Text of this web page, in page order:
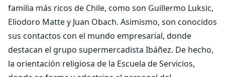
familia más ricos de Chile, como son Guillermo Luksic,
Eliodoro Matte y Juan Obach. Asimismo, son conocidos
sus contactos con el mundo empresarial, donde
destacan el grupo supermercadista Ibáñez. De hecho,
la orientación religiosa de la Escuela de Servicios,